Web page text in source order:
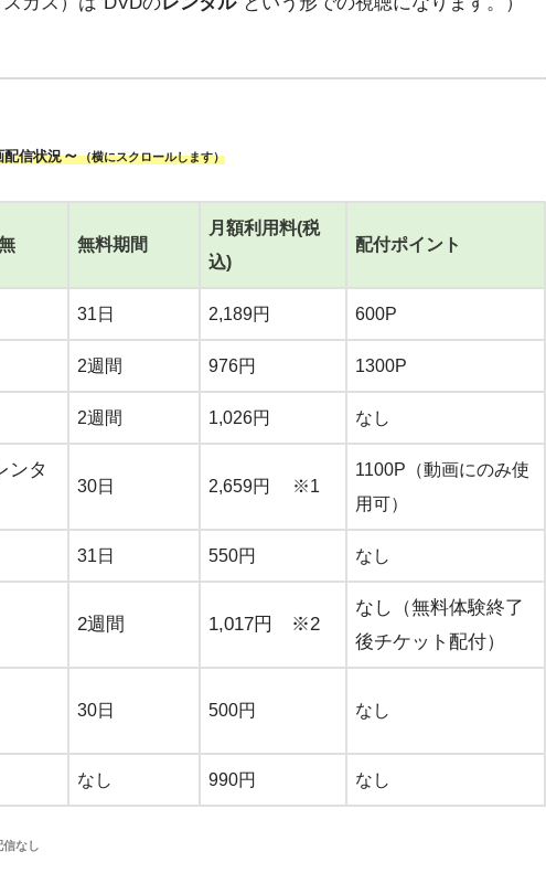
配信状況～（横にスクロールします）
無料期間
月額利用料(税
込)
配付ポイント
31日 2,189円 600P
2週間 976円 1300P
2週間 1,026円 なし
ンタ
30日 2,659円 ※1
1100P（動画にのみ使
用可）
31日 550円 なし
2週間 1,017円 ※2
なし（無料体験終了
後チケット配付）
30日 500円 なし
なし 990円 なし
なし